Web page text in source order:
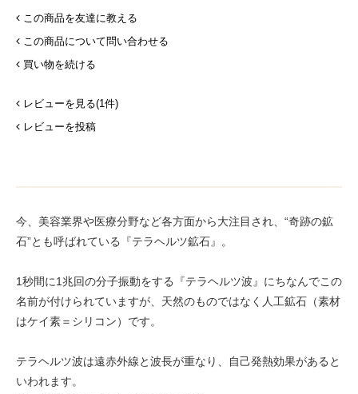
この商品を友達に教える
この商品について問い合わせる
買い物を続ける
レビューを見る(1件)
レビューを投稿
今、美容業界や医療分野など各方面から大注目され、“奇跡の鉱
石”とも呼ばれている『テラヘルツ鉱石』。
1秒間に1兆回の分子振動をする『テラヘルツ波』にちなんでこの
名前が付けられていますが、天然のものではなく人工鉱石（素材
はケイ素＝シリコン）です。
テラヘルツ波は遠赤外線と波長が重なり、自己発熱効果があると
いわれます。